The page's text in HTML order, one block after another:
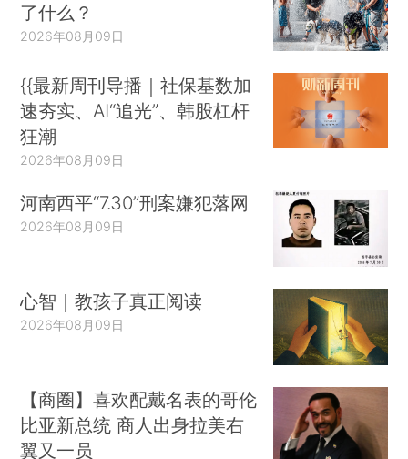
了什么？
2026年08月09日
{{最新周刊导播｜社保基数加
速夯实、AI“追光”、韩股杠杆
狂潮
2026年08月09日
河南西平“7.30”刑案嫌犯落网
2026年08月09日
心智｜教孩子真正阅读
2026年08月09日
【商圈】喜欢配戴名表的哥伦
比亚新总统 商人出身拉美右
翼又一员